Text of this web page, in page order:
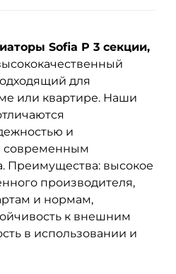
Sofia P 3 секции,
для
или квартире. Наши
и
современным
Преимущества: высокое
производителя,
и нормам,
к внешним
в использовании и